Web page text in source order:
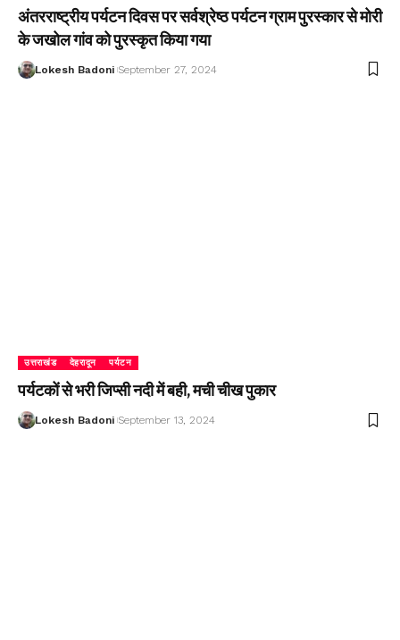
अंतरराष्ट्रीय पर्यटन दिवस पर सर्वश्रेष्ठ पर्यटन ग्राम पुरस्कार से मोरी
के जखोल गांव को पुरस्कृत किया गया
Lokesh Badoni September 27, 2024
उत्तराखंड देहरादून पर्यटन
पर्यटकों से भरी जिप्सी नदी में बही, मची चीख पुकार
Lokesh Badoni September 13, 2024